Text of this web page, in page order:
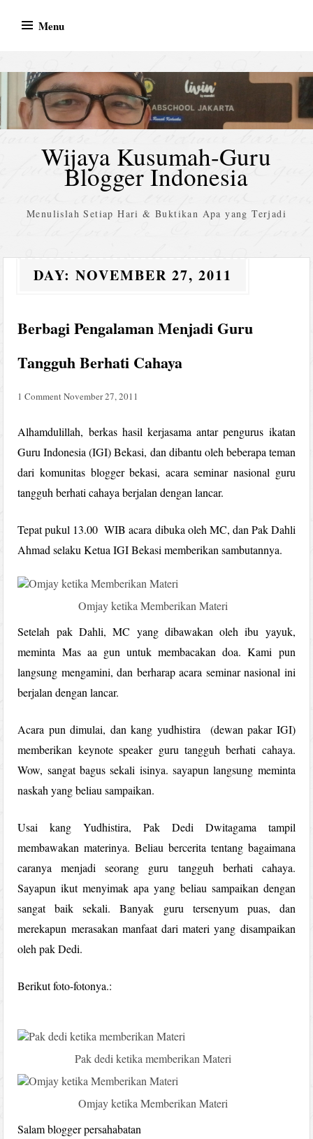
Menu
Wijaya Kusumah-Guru
Blogger Indonesia
Menulislah Setiap Hari & Buktikan Apa yang Terjadi
DAY:NOVEMBER 27, 2011
Berbagi Pengalaman Menjadi Guru
Tangguh Berhati Cahaya
1 Comment November 27, 2011
Alhamdulillah, berkas hasil kerjasama antar pengurus ikatan
Guru Indonesia (IGI) Bekasi, dan dibantu oleh beberapa teman
dari komunitas blogger bekasi, acara seminar nasional guru
tangguh berhati cahaya berjalan dengan lancar.
Tepat pukul 13.00 WIB acara dibuka oleh MC, dan Pak Dahli
Ahmad selaku Ketua IGI Bekasi memberikan sambutannya.
Omjay ketika Memberikan Materi
Setelah pak Dahli, MC yang dibawakan oleh ibu yayuk,
meminta Mas aa gun untuk membacakan doa. Kami pun
langsung mengamini, dan berharap acara seminar nasional ini
berjalan dengan lancar.
Acara pun dimulai, dan kang yudhistira (dewan pakar IGI)
memberikan keynote speaker guru tangguh berhati cahaya.
Wow, sangat bagus sekali isinya. sayapun langsung meminta
naskah yang beliau sampaikan.
Usai kang Yudhistira, Pak Dedi Dwitagama tampil
membawakan materinya. Beliau bercerita tentang bagaimana
caranya menjadi seorang guru tangguh berhati cahaya.
Sayapun ikut menyimak apa yang beliau sampaikan dengan
sangat baik sekali. Banyak guru tersenyum puas, dan
merekapun merasakan manfaat dari materi yang disampaikan
oleh pak Dedi.
Berikut foto-fotonya.:
Pak dedi ketika memberikan Materi
Omjay ketika Memberikan Materi
Salam blogger persahabatan